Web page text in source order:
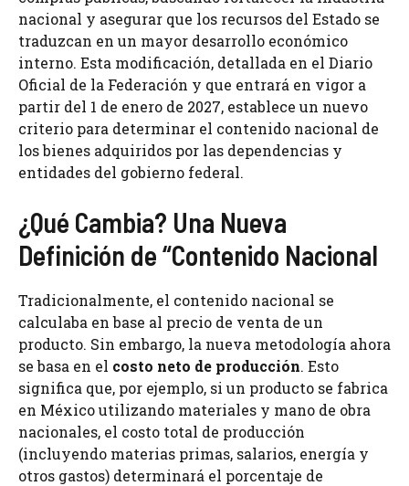
nacional y asegurar que los recursos del Estado se
traduzcan en un mayor desarrollo económico
interno. Esta modificación, detallada en el Diario
Oficial de la Federación y que entrará en vigor a
partir del 1 de enero de 2027, establece un nuevo
criterio para determinar el contenido nacional de
los bienes adquiridos por las dependencias y
entidades del gobierno federal.
¿Qué Cambia? Una Nueva
Definición de “Contenido Nacional
Tradicionalmente, el contenido nacional se
calculaba en base al precio de venta de un
producto. Sin embargo, la nueva metodología ahora
se basa en el costo neto de producción. Esto
significa que, por ejemplo, si un producto se fabrica
en México utilizando materiales y mano de obra
nacionales, el costo total de producción
(incluyendo materias primas, salarios, energía y
otros gastos) determinará el porcentaje de